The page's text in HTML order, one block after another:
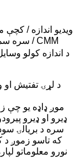
سره سمبال 、 الټیمټر / سختۍ ازموینه / د فشار ازمونې / CMM
د اندازه کولو
موږ ډاډه یو چې
ډیرو او ډیرو
سره د بریالۍ
که تاسو زموږ
نورو معلوماتو